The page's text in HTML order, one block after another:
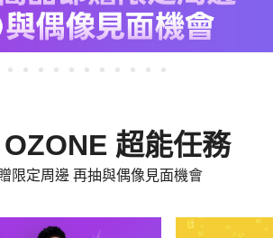
超能任務
限定周邊 再抽與偶像見面機會